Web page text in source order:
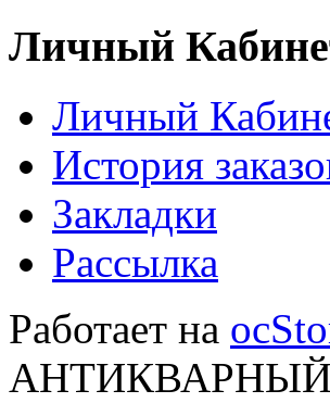
Личный
Личный
История
Закладки
Рассылка
Работает на
АНТИКВАРНЫЙ